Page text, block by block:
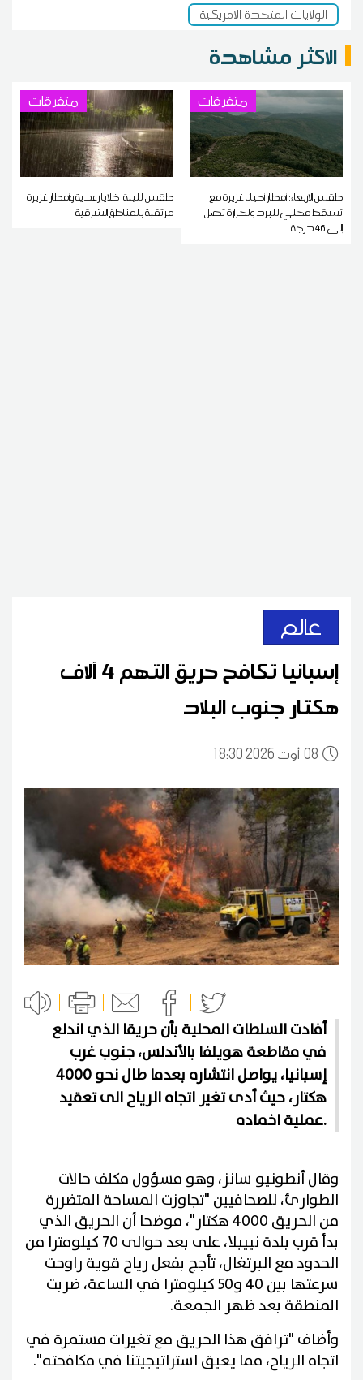
الولايات المتحدة الامريكية
الاكثر مشاهدة
متفرقات
طقس الاربعاء: أمطار أحيانا غزيرة مع
تساقط محلي للبرد والحرارة تصل
إلى 46 درجة
متفرقات
طقس الليلة: خلايا رعدية وأمطار غزيرة
مرتقبة بالمناطق الشرقية
عالم
إسبانيا تكافح حريق التهم 4 آلاف
هكتار جنوب البلاد
0818:30 2026 أوت
أفادت السلطات المحلية بأن حريقا الذي اندلع
في مقاطعة هويلفا بالأندلس، جنوب غرب
إسبانيا، يواصل انتشاره بعدما طال نحو 4000
هكتار، حيث أدى تغير اتجاه الرياح الى تعقيد
عملية اخماده.
وقال أنطونيو سانز، وهو مسؤول مكلف حالات
الطوارئ، للصحافيين "تجاوزت المساحة المتضررة
من الحريق 4000 هكتار"، موضحا أن الحريق الذي
بدأ قرب بلدة نييبلا، على بعد حوالى 70 كيلومترا من
الحدود مع البرتغال، تأجج بفعل رياح قوية راوحت
سرعتها بين 40 و50 كيلومترا في الساعة، ضربت
المنطقة بعد ظهر الجمعة.
وأضاف "ترافق هذا الحريق مع تغيرات مستمرة في
اتجاه الرياح، مما يعيق استراتيجيتنا في مكافحته".